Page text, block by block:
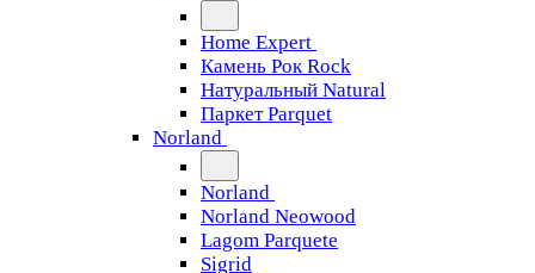
Home Expert
Камень Рок Rock
Натуральный Natural
Паркет Parquet
Norland
Norland
Norland Neowood
Lagom Parquete
Sigrid